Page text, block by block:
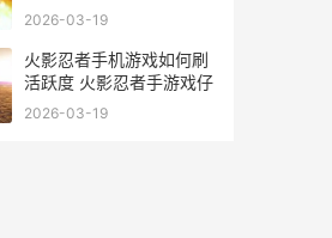
虫在哪抓
2026-03-19
火影忍者手机游戏如何刷
活跃度 火影忍者手游戏仔
2026-03-19